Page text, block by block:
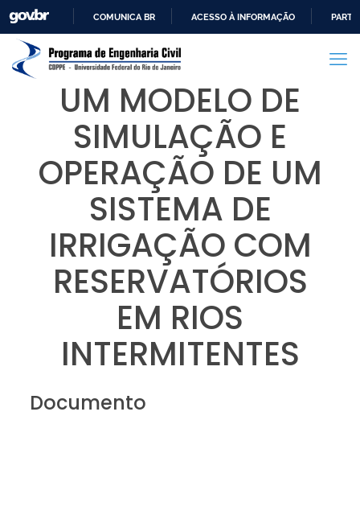
PARA
CONTEÚDO
COMUNICA BR ACESSO À INFORMAÇÃO
UM MODELO DE
SIMULAÇÃO E
OPERAÇÃO DE UM
SISTEMA DE
IRRIGAÇÃO COM
RESERVATÓRIOS
EM RIOS
INTERMITENTES
Documento